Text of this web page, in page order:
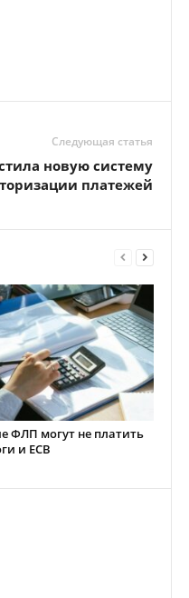
Следующая статья
новую систему
платежей
ФЛП могут не платить
и ЕСВ